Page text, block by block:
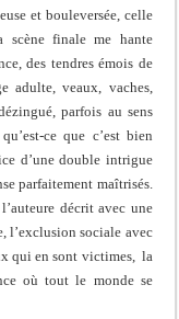
et bouleversée, celle
scène finale me hante
des tendres émois de
adulte, veaux, vaches,
parfois au sens
ce que c’est bien
d’une double intrigue
parfaitement maîtrisés.
décrit avec une
l’exclusion sociale avec
qui en sont victimes, la
où tout le monde se